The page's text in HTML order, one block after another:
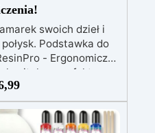
swoich dzieł i
Podstawka do
- Ergonomiczne
efektu
punkty już nie są
do ręcznego
i wypolerować
gdzie tradycyjne